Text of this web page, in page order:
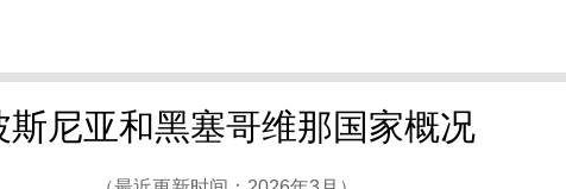
斯尼亚和黑塞哥维那国家概况